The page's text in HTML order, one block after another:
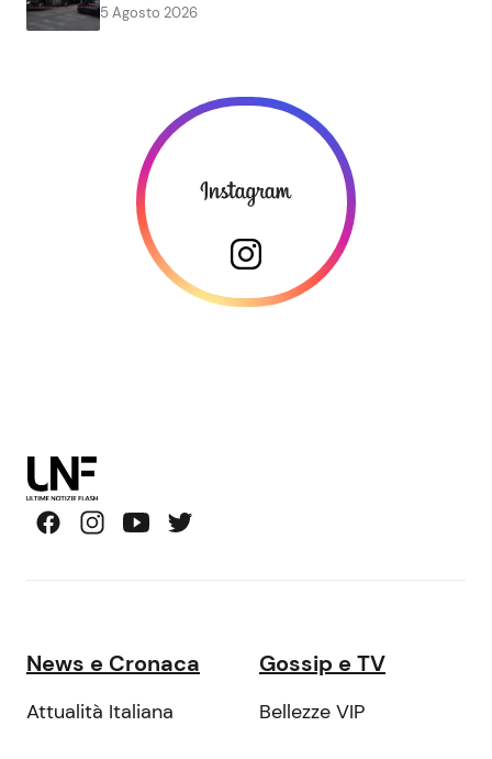
5 Agosto 2026
News e Cronaca
Attualità Italiana
Gossip e TV
Bellezze VIP